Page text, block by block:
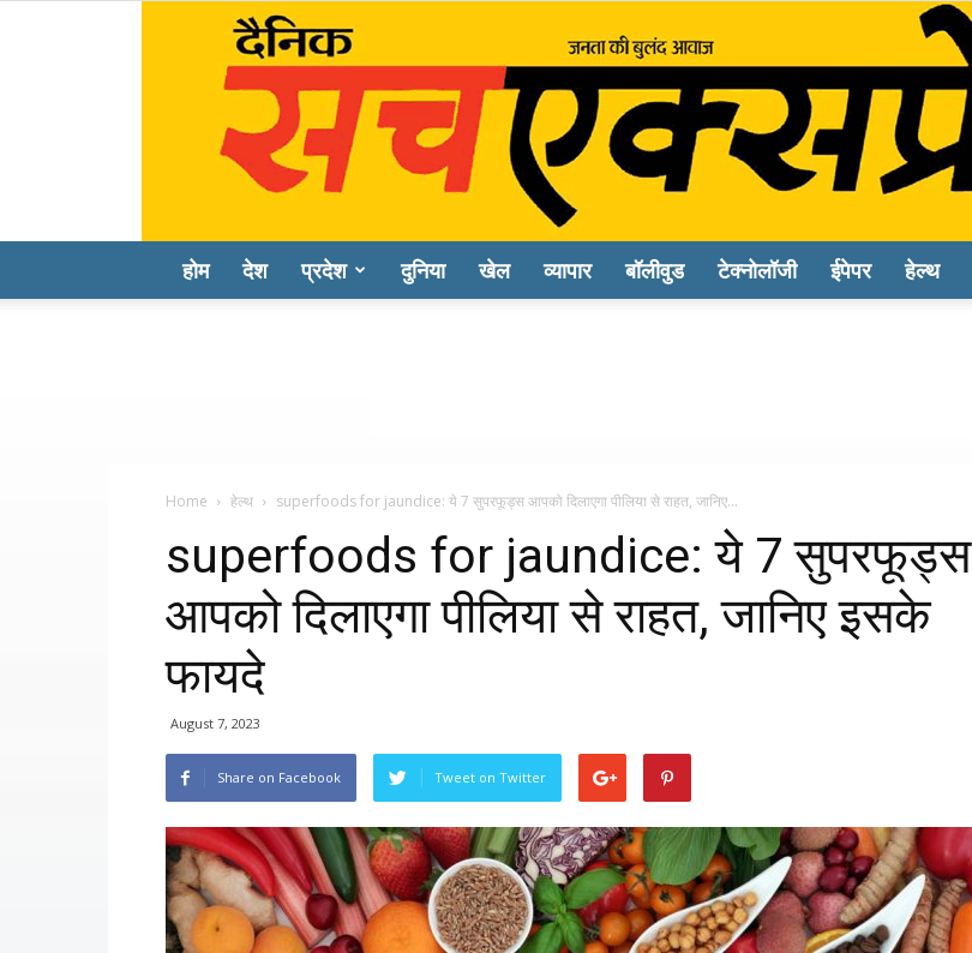
होम देश प्रदेश दुनिया खेल व्यापार बॉलीवुड टेक्नोलॉजी ईपेपर हेल्थ
Home हेल्थ superfoods for jaundice: ये 7 सुपरफूड्स आपको दिलाएगा पीलिया से राहत, जानिए...
superfoods for jaundice: ये 7 सुपरफूड्स
आपको दिलाएगा पीलिया से राहत, जानिए इसके
फायदे
August 7, 2023
Share on Facebook Tweet on Twitter